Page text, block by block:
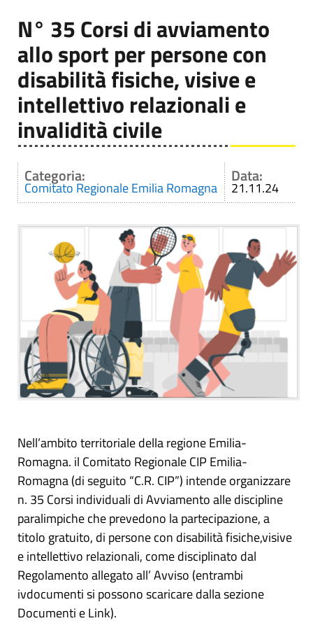
N° 35 Corsi di avviamento
allo sport per persone con
disabilità fisiche, visive e
intellettivo relazionali e
invalidità civile
Categoria:
Comitato Regionale Emilia Romagna
Data:
21.11.24
Nell’ambito territoriale della regione Emilia-
Romagna. il Comitato Regionale CIP Emilia-
Romagna (di seguito “C.R. CIP”) intende organizzare
n. 35 Corsi individuali di Avviamento alle discipline
paralimpiche che prevedono la partecipazione, a
titolo gratuito, di persone con disabilità fisiche,visive
e intellettivo relazionali, come disciplinato dal
Regolamento allegato all’ Avviso (entrambi
ivdocumenti si possono scaricare dalla sezione
Documenti e Link).